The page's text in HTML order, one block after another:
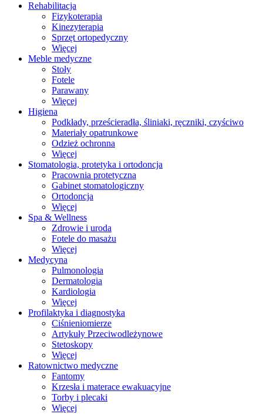
Rehabilitacja
Fizykoterapia
Kinezyterapia
Sprzęt ortopedyczny
Więcej
Meble medyczne
Stoły
Fotele
Parawany
Więcej
Higiena
Podkłady, prześcieradła, śliniaki, ręczniki, czyściwo
Materiały opatrunkowe
Odzież ochronna
Więcej
Stomatologia, protetyka i ortodoncja
Pracownia protetyczna
Gabinet stomatologiczny
Ortodoncja
Więcej
Spa & Wellness
Zdrowie i uroda
Fotele do masażu
Więcej
Medycyna
Pulmonologia
Dermatologia
Kardiologia
Więcej
Profilaktyka i diagnostyka
Ciśnieniomierze
Artykuły Przeciwodleżynowe
Stetoskopy
Więcej
Ratownictwo medyczne
Fantomy
Krzesła i materace ewakuacyjne
Torby i plecaki
Więcej